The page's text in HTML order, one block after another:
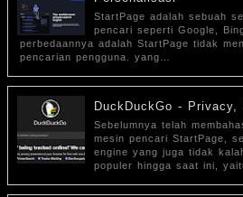
StartPage adalah sebuah
pencari seperti Google,
perbedaannya adalah StartPage tidak
pencarian pengguna. yang…
DuckDuckGo - Privacy,
Sebelumnya telah
mesin pencari StartPage,
engine yang juga tidak
populer hingga saat ini,